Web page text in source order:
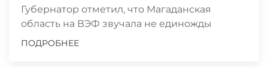
Губернатор отметил, что Магаданская
область на ВЭФ звучала не единожды
ПОДРОБНЕЕ